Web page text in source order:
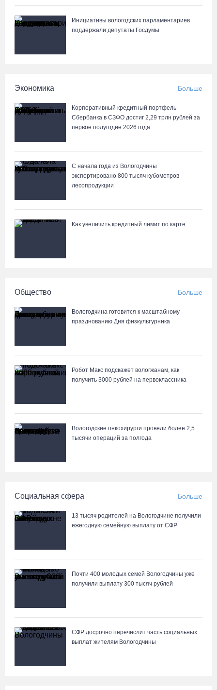
В Вологде иномарка сбила 12-летнего велосипедиста
кузнечного мастерства
Почти 60 тысяч вологжан научились защищать себя от
07.08.26 / 09:55
Неизвестный мужчина погиб в подожженном в Вологодской
07.08.26 / 09:23
Манты, речные прогулки и концерты музыкантов ждут гостей на
Дне города Тотьмы
07.08.26 / 08:49
07.08.26 / 08:31
предпоследнее место «Кольца»
Общественные наблюдатели Вологодчины готовятся к работе
на выборах
06.08.26 / 18:44
В Вологде начали ремонтировать улицу Петрозаводскую
Инициативы вологодских парламентариев
поддержали депутаты Госдумы
Экономика Больше
Корпоративный кредитный портфель
Сбербанка в СЗФО достиг 2,29 трлн рублей за
первое полугодие 2026 года
С начала года из Вологодчины
экспортировано 800 тысяч кубометров
лесопродукции
Как увеличить кредитный лимит по карте
Общество Больше
Вологодчина готовится к масштабному
празднованию Дня физкультурника
Робот Макс подскажет вологжанам, как
получить 3000 рублей на первоклассника
Вологодские онкохирурги провели более 2,5
тыcячи операций за полгода
Социальная сфера Больше
13 тысяч родителей на Вологодчине получили
ежегодную семейную выплату от СФР
Почти 400 молодых семей Вологодчины уже
получили выплату 300 тысяч рублей
СФР досрочно перечислит часть социальных
выплат жителям Вологодчины